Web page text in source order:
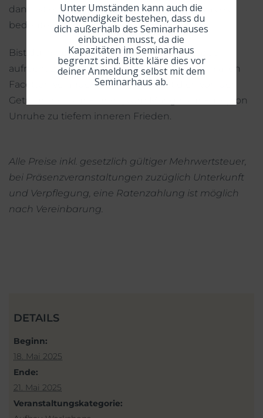
dann ist es wichtig, dass du zuerst lernst was es
bedeutet dich selbst wirklich zu lieben.
Bist du in der Lage ein Gefühl der Selbstliebe
aufrecht zu erhalten, wird sich dein Leben in allen
Facetten verändern. Du entwickelst dich von der
Getrenntheit zur Einheit, vom Mangel zur Fülle, von
Unruhe zu tiefem inneren Frieden.
Alle Preise inkl. gesetzlich gültiger Mehrwertsteuer,
bei Präsenzveranstaltungen zuzüglich Unterkunft
und Verpflegung, eine Ratenzahlung ist möglich
nach Vereinbarung.
DETAILS
Beginn:
18. Mai 2025
Ende:
21. Mai 2025
Veranstaltungskategorie:
Unter Umständen kann auch die
Notwendigkeit bestehen, dass du
dich außerhalb des Seminarhauses
einbuchen musst, da die
Kapazitäten im Seminarhaus
begrenzt sind. Bitte kläre dies vor
deiner Anmeldung selbst mit dem
Seminarhaus ab.